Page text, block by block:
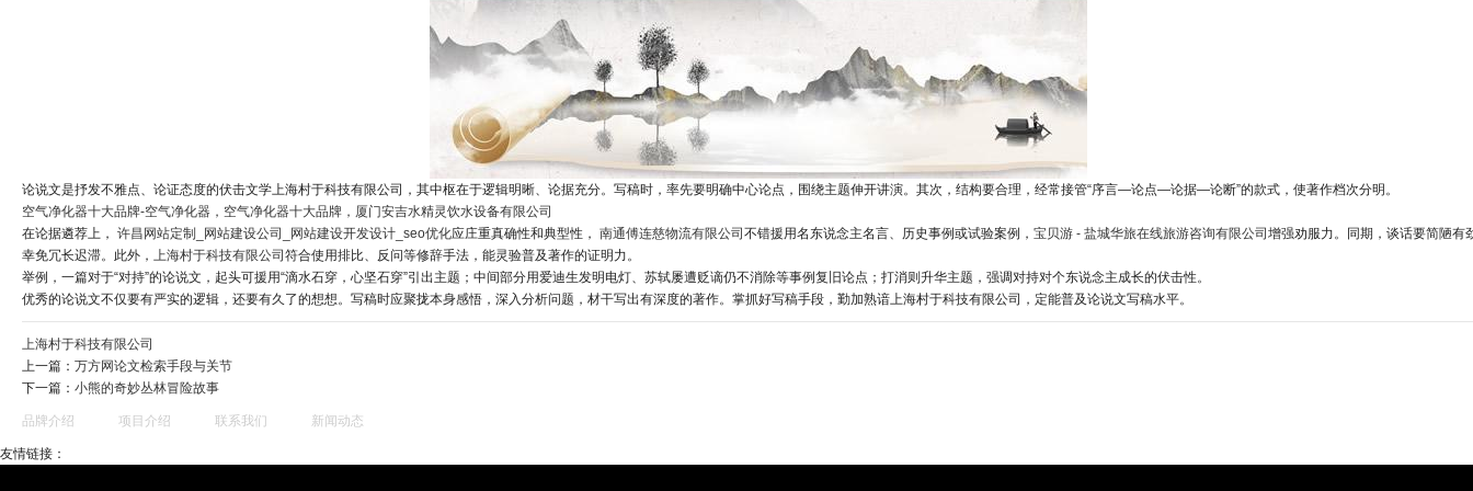
论说文是抒发不雅点、论证态度的伏击文学上海村于科技有限公司，其中枢在于逻辑明晰、论据充分。写稿时，率先要明确中心论点，围绕主题伸开讲演。其次，结构要合理，经常接管“序言—论点—论据—论断”的款式，使著作档次分明。
空气净化器十大品牌-空气净化器，空气净化器十大品牌，厦门安吉水精灵饮水设备有限公司
在论据遴荐上， 许昌网站定制_网站建设公司_网站建设开发设计_seo优化应庄重真确性和典型性， 南通傅连慈物流有限公司 不错援用名东说念主名言、历史事例或试验案例， 宝贝游 - 盐城华旅在线旅游咨询有限公司 增强劝服力。同期，谈话要简陋有
幸免冗长迟滞。此外， 上海村于科技有限公司 符合使用排比、反问等修辞手法，能灵验普及著作的证明力。
举例，一篇对于“对持”的论说文，起头可援用“滴水石穿，心坚石穿”引出主题；中间部分用爱迪生发明电灯、苏轼屡遭贬谪仍不消除等事例复旧论点；打消则升华主题，强调对持对个东说念主成长的伏击性。
优秀的论说文不仅要有严实的逻辑，还要有久了的想想。写稿时应聚拢本身感悟，深入分析问题，材干写出有深度的著作。掌抓好写稿手段，勤加熟谙上海村于科技有限公司，定能普及论说文写稿水平。
上海村于科技有限公司
上一篇： 万方网论文检索手段与关节
下一篇： 小熊的奇妙丛林冒险故事
品牌介绍 项目介绍 联系我们 新闻动态
友情链接：